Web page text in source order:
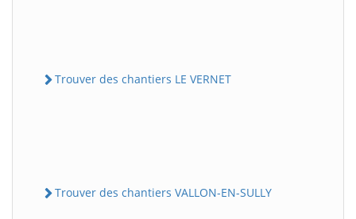
Trouver des chantiers LE VERNET
Trouver des chantiers VALLON-EN-SULLY